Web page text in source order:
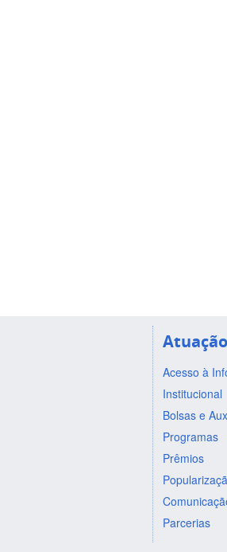
Atuação
Acesso à
Institucional
Bolsas e
Programas
Prêmios
Parcerias